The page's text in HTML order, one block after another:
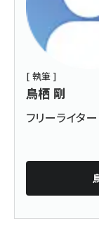
[ 執筆 ]
鳥栖 剛
フリーライター